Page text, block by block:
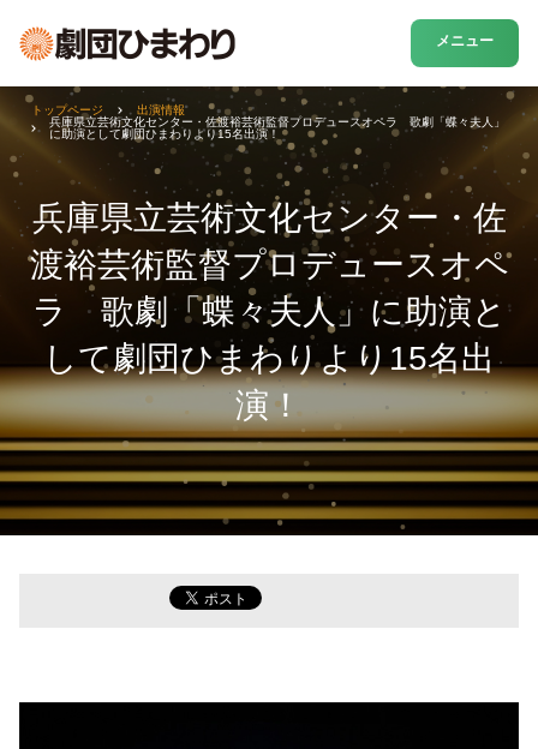
メニュー
兵庫県立芸術文化センター・佐
渡裕芸術監督プロデュースオペ
ラ 歌劇「蝶々夫人」に助演と
して劇団ひまわりより15名出
演！
トップページ
出演情報
兵庫県立芸術文化センター・佐渡裕芸術監督プロデュースオペラ 歌劇「蝶々夫人」
に助演として劇団ひまわりより15名出演！